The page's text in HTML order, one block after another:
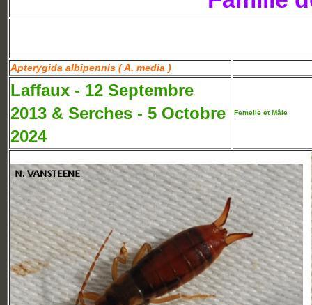
Apterygida albipennis ( A. media )
Laffaux - 12 Septembre
2013 & Serches - 5 Octobre
2024
Femelle et Mâle